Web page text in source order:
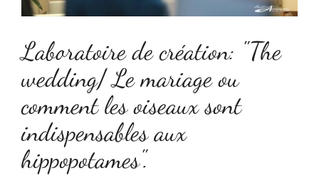
Laboratoire de création: "The
wedding/ Le mariage ou
comment les oiseaux sont
indispensables aux
hippopotames".